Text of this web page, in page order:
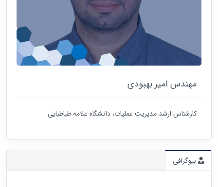
مهندس امیر بهبودی
کارشناس ارشد مدیریت عملیات، دانشگاه علامه طباطبایی
بیوگرافی